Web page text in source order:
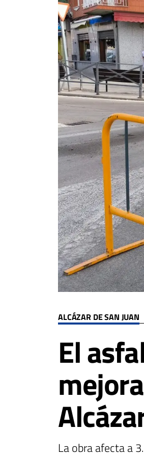
ALCÁZAR DE SAN JUAN
El
La obra afecta a